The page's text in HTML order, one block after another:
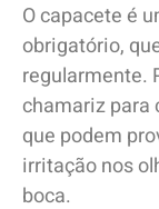
O capacete é
obrigatório,
regularmente.
chamariz para
que podem
irritação nos
boca.